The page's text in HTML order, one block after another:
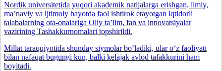
Nordik universitetida yuqori akademik natijalarga erishgan, ilmiy,
maʼnaviy va ijtimoiy hayotda faol ishtirok etayotgan iqtidorli
talabalarning ota-onalariga Oliy taʼlim, fan va innovatsiyalar
vazirining Tashakkurnomalari topshirildi.
Millat taraqqiyotida shunday siymolar bo‘ladiki, ular o‘z faoliyati
bilan nafaqat bugungi kun, balki kelajak avlod tafakkurini ham
boyitadi.